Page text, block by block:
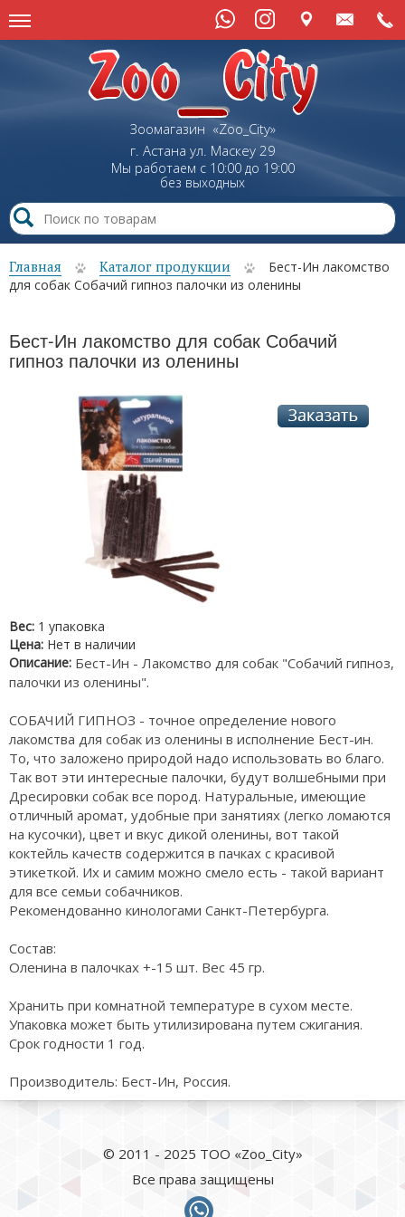
Зоомагазин «Zoo_City»
г. Астана ул. Маскеу29
Мы работаем с 10:00 до 19:00
без выходных
Главная Каталог продукции
Бест-Ин лакомство
для собак Собачий гипноз палочки из оленины
Бест-Ин лакомство для собак Собачий
гипноз палочки из оленины
Вес: 1 упаковка
Цена: Нет в наличии
Описание: Бест-Ин - Лакомство для собак "Собачий гипноз,
палочки из оленины".
СОБАЧИЙ ГИПНОЗ - точное определение нового
лакомства для собак из оленины в исполнение Бест-ин.
То, что заложено природой надо использовать во благо.
Так вот эти интересные палочки, будут волшебными при
Дресировки собак все пород. Натуральные, имеющие
отличный аромат, удобные при занятиях (легко ломаются
на кусочки), цвет и вкус дикой оленины, вот такой
коктейль качеств содержится в пачках с красивой
этикеткой. Их и самим можно смело есть - такой вариант
для все семьи собачников.
Рекомендованно кинологами Санкт-Петербурга.
Состав:
Оленина в палочках +-15 шт. Вес 45 гр.
Хранить при комнатной температуре в сухом месте.
Упаковка может быть утилизирована путем сжигания.
Срок годности 1 год.
Производитель: Бест-Ин, Россия.
© 2011 - 2025 ТОО «Zoo_City»
Все права защищены